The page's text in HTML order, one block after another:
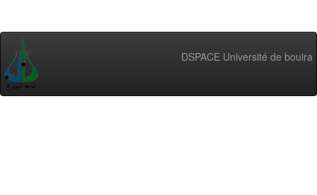
DSPACE Université de bouira